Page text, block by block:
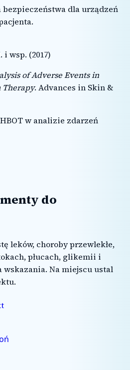
dla urządzeń
i wsp. (2017)
of Adverse Events in
Therapy. Advances in Skin &
HBOT w analizie zdarzeń
do
leków, choroby przewlekłe,
płucach, glikemii i
wskazania. Na miejscu ustal